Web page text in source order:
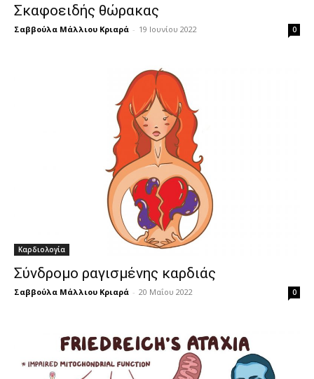
Σκαφοειδής θώρακας
Σαββούλα Μάλλιου Κριαρά - 19 Ιουνίου 2022 0
Καρδιολογία
Σύνδρομο ραγισμένης καρδιάς
Σαββούλα Μάλλιου Κριαρά - 20 Μαΐου 2022 0